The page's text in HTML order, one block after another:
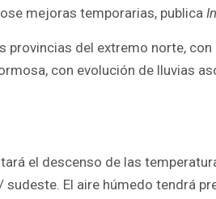
mejoras temporarias, publica
provincias del extremo norte,
con evolución de lluvias
el descenso de las
El aire húmedo tendrá